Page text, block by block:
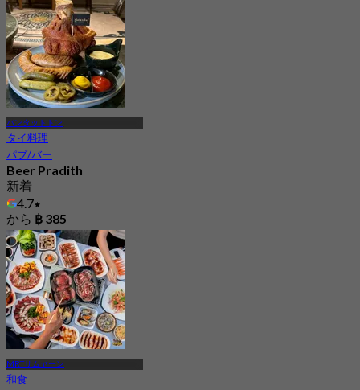
バンタットトン
タイ料理
パブ/バー
Beer Pradith
新着
4.7
から ฿ 385
MRTサムヤーン
和食